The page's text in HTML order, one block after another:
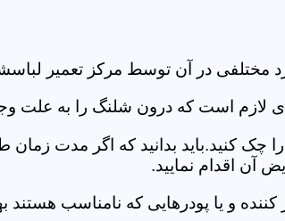
مختلفی در آن توسط مرکز تعمیر
لازم است که درون شلنگ را به علت
کنید.باید بدانید که اگر مدت زمان
آن اقدام نمایید.
کننده و یا پودرهایی که نامناسب